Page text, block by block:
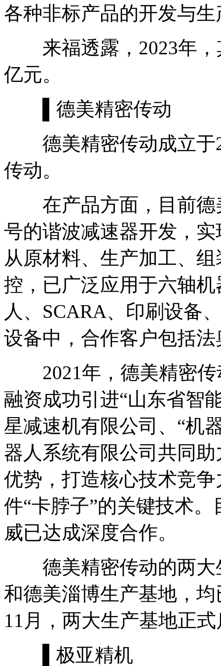
各种非标产品的开发与生
来福透露，2023年，
亿元。
▌德美精密传动
德美精密传动成立于
传动。
在产品方面，目前德
号的谐波减速器开发，
从原材料、生产加工、
控，已广泛应用于六轴
人、SCARA、印刷设备
设备中，合作客户包括
2021年，德美精密传
融资成功引进“山东省智
星减速机有限公司、“机
器人系统有限公司共同
优势，打造核心技术竞
件“卡脖子”的关键技术
威已达成深度合作。
德美精密传动的两大
和德美淄博生产基地，
11月，两大生产基地正
▌极亚精机